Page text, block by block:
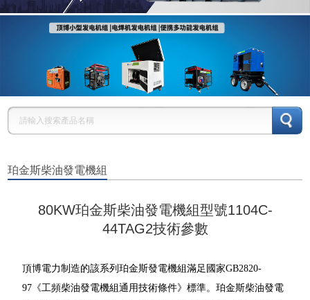
珀金斯柴油發電機組
80KW珀金斯柴油發電機組型號1104C-
44TAG2技術參數
頂博電力制造的該系列珀金斯發電機組滿足國家GB2820-
97《工頻柴油發電機組通用技術條件》標準。珀金斯柴油發電